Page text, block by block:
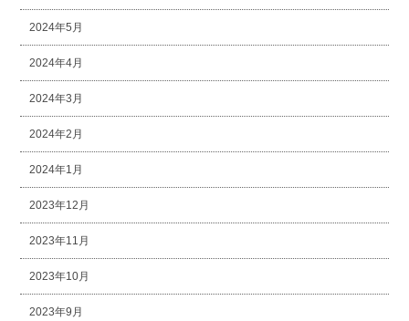
2024年5月
2024年4月
2024年3月
2024年2月
2024年1月
2023年12月
2023年11月
2023年10月
2023年9月